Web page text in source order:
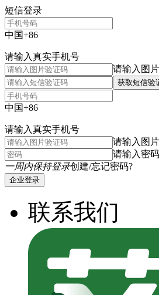
短信登录
中国+86
请输入真实手机号
请输入图
获取短信验
中国+86
请输入真实手机号
请输入图
请输入密码
一周内保持登录创建/忘记密码?
企业登录
联系我们